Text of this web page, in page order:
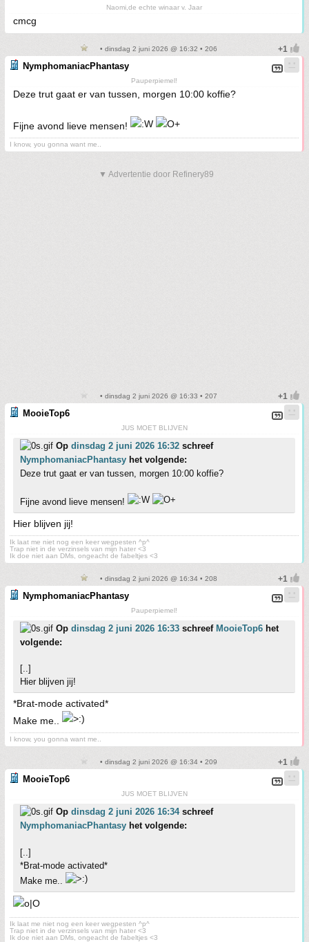
Naomi,de echte winaar v. Jaar
cmcg
• dinsdag 2 juni 2026 @ 16:32 • 206
NymphomaniacPhantasy
Pauperpiemel!
Deze trut gaat er van tussen, morgen 10:00 koffie?
Fijne avond lieve mensen!
I know, you gonna want me..
▼ Advertentie door Refinery89
• dinsdag 2 juni 2026 @ 16:33 • 207
MooieTop6
JUS MOET BLIJVEN
Op dinsdag 2 juni 2026 16:32 schreef
NymphomaniacPhantasy het volgende:
Deze trut gaat er van tussen, morgen 10:00 koffie?
Fijne avond lieve mensen!
Hier blijven jij!
Ik laat me niet nog een keer wegpesten ^p^
Trap niet in de verzinsels van mijn hater <3
Ik doe niet aan DMs, ongeacht de fabeltjes <3
• dinsdag 2 juni 2026 @ 16:34 • 208
NymphomaniacPhantasy
Pauperpiemel!
Op dinsdag 2 juni 2026 16:33 schreef MooieTop6 het
volgende:
[..]
Hier blijven jij!
*Brat-mode activated*
Make me..
I know, you gonna want me..
• dinsdag 2 juni 2026 @ 16:34 • 209
MooieTop6
JUS MOET BLIJVEN
Op dinsdag 2 juni 2026 16:34schreef
NymphomaniacPhantasy het volgende:
[..]
*Brat-mode activated*
Make me..
Ik laat me niet nog een keer wegpesten ^p^
Trap niet in de verzinsels van mijn hater <3
Ik doe niet aan DMs, ongeacht de fabeltjes <3